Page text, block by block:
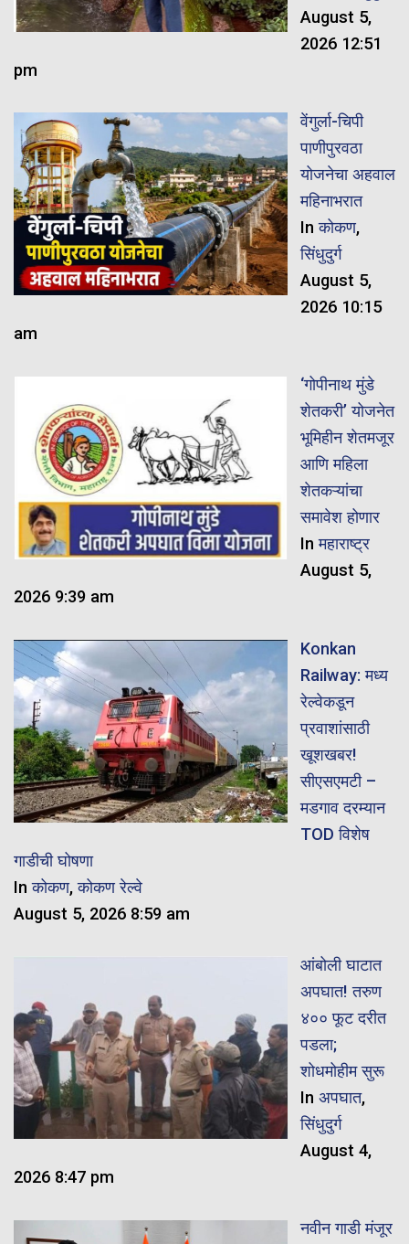
August 5,
2026 12:51
pm
वेंगुर्ला-चिपी
पाणीपुरवठा
योजनेचा अहवाल
महिनाभरात
Inकोकण,
सिंधुदुर्ग
August 5,
2026 10:15
am
‘गोपीनाथ मुंडे
शेतकरी’ योजनेत
भूमिहीन शेतमजूर
आणि महिला
शेतकऱ्यांचा
समावेश होणार
Inमहाराष्ट्र
August 5,
2026 9:39 am
Konkan
Railway: मध्य
रेल्वेकडून
प्रवाशांसाठी
खूशखबर!
सीएसएमटी –
मडगाव दरम्यान
TOD विशेष
गाडीची घोषणा
Inकोकण,कोकण रेल्वे
August 5, 2026 8:59 am
आंबोली घाटात
अपघात! तरुण
४०० फूट दरीत
पडला;
शोधमोहीम सुरू
In अपघात,
सिंधुदुर्ग
August 4,
2026 8:47 pm
नवीन गाडी मंजूर